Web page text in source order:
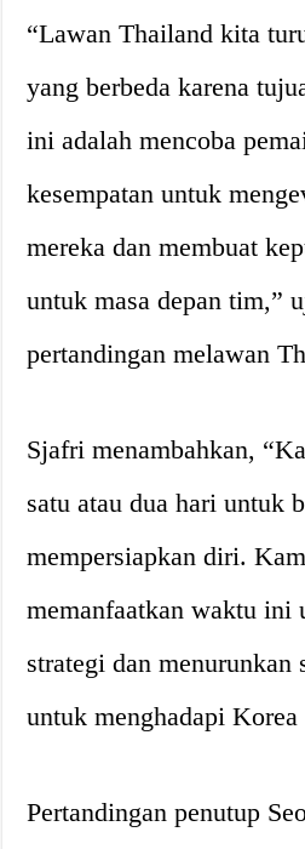
“Lawan Thailand kita
yang berbeda karena
ini adalah mencoba
kesempatan untuk
mereka dan membuat
untuk masa depan tim,”
pertandingan melawan
Sjafri menambahkan,
satu atau dua hari untuk
mempersiapkan diri.
memanfaatkan waktu ini
strategi dan menurunkan
untuk menghadapi Korea
Pertandingan penutup